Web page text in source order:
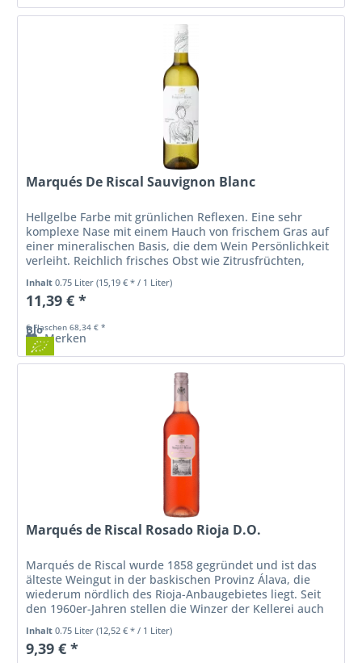
Bio
Marqués De Riscal Sauvignon Blanc
Hellgelbe Farbe mit grünlichen Reflexen. Eine sehr
komplexe Nase mit einem Hauch von frischem Gras auf
einer mineralischen Basis, die dem Wein Persönlichkeit
verleiht. Reichlich frisches Obst wie Zitrusfrüchten,
Inhalt0.75 Liter(15,19 € * / 1 Liter)
11,39 € *
6 Flaschen 68,34 € *
Merken
Marqués de Riscal Rosado Rioja D.O.
Marqués de Riscal wurde 1858 gegründet und ist das
älteste Weingut in der baskischen Provinz Álava, die
wiederum nördlich des Rioja-Anbaugebietes liegt. Seit
den 1960er-Jahren stellen die Winzer der Kellerei auch
Roséweine her, die sie...
Inhalt0.75 Liter(12,52 € * / 1 Liter)
9,39 € *